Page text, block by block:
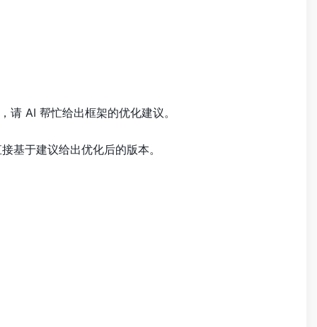
AI 帮忙给出框架的优化建议。
基于建议给出优化后的版本。